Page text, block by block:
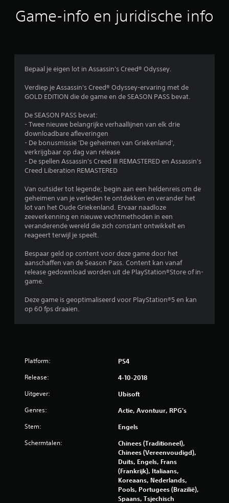
o
e
l
g
n
Game-info en juridische info
Bepaal je eigen lot in Assassin's Creed® Odyssey.
Verdiep je Assassin's Creed® Odyssey-ervaring met de
GOLD EDITION die de game en de SEASON PASS bevat.
De SEASON PASS bevat:
- Twee nieuwe belangrijke verhaallijnen van elk drie
downloadbare afleveringen
- De bonusmissie 'De geheimen van Griekenland',
verkrijgbaar op dag van release
- De spellen Assassin's Creed III REMASTERED en Assassin's
Creed Liberation REMASTERED
Van outsider tot legende; begin aan een heldenreis om de
geheimen van je verleden te ontdekken en verander het
lot van het Oude Griekenland. Ervaar naadloze
zeeverkenning en nieuwe vechtmethoden in een
veranderende wereld die zich constant ontwikkelt en
reageert terwijl je speelt.
Bespaar geld op content voor deze game door het
aanschaffen van de Season Pass. Content kan vanaf
release gedownload worden uit de PlayStation®Store of in-
game.
Deze game is geoptimaliseerd voor PlayStation®5 en kan
op 60 fps draaien.
Platform: PS4
Release: 4-10-2018
Uitgever: Ubisoft
Genres: Actie, Avontuur, RPG's
Stem: Engels
Schermtalen:
Chinees (Traditioneel),
Chinees (Vereenvoudigd),
Duits, Engels, Frans
(Frankrijk), Italiaans,
Koreaans, Nederlands,
Pools, Portugees (Brazilië),
Spaans, Tsjechisch